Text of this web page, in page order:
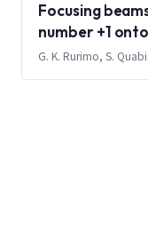
Focusing
number +1